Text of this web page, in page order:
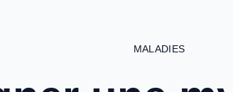
MALADIES